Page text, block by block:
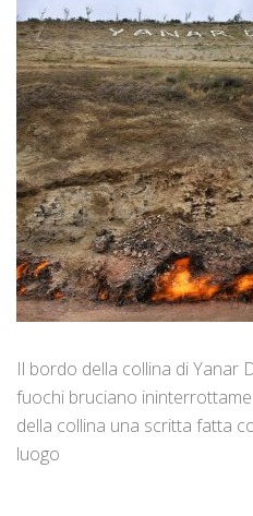
Il bordo della collina di Yanar
fuochi bruciano
della collina una scritta fatta
luogo